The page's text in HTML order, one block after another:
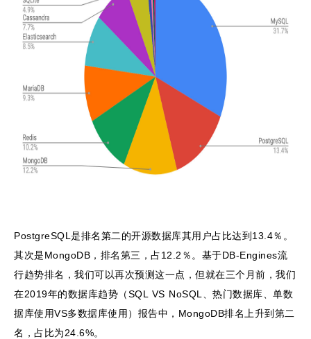
PostgreSQL是排名第二的开源数据库其用户占比达到13.4％。
其次是MongoDB，排名第三，占12.2％。基于DB-Engines流
行趋势排名，我们可以再次预测这一点，但就在三个月前，我们
在2019年的数据库趋势（SQL VS NoSQL、热门数据库、单数
据库使用VS多数据库使用）报告中，MongoDB排名上升到第二
名，占比为24.6%。